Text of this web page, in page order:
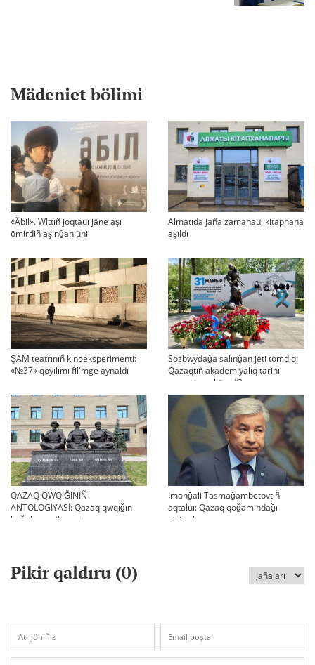
Mädeniet bölimi
«Äbil». Wlttıñ joqtauı jäne aşı
ömirdiñ aşınğan üni
Almatıda jaña zamanaui kitaphana
aşıldı
ŞAM teatrınıñ kinoeksperimenti:
«№37» qoyılımı fil'mge aynaldı
Sozbwydağa salınğan jeti tomdıq:
Qazaqtıñ akademiyalıq tarihı
qaşan jarıq köredi?
QAZAQ QWQIĞINIÑ
ANTOLOGIYASI: Qazaq qwqığın
bağalau tarihı turalı
Imanğali Tasmağambetovtıñ
aqtaluı: Qazaq qoğamındağı
pikirtalastar
Pikir qaldıru (0)